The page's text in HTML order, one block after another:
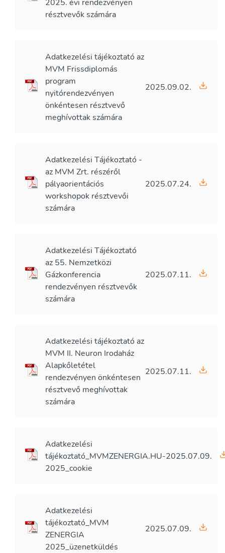
2025. évi rendezvényen
résztvevők számára
Adatkezelési tájékoztató az
MVM Frissdiplomás
program
nyitórendezvényen
önkéntesen résztvevő
meghívottak számára
2025.09.02.
Adatkezelési Tájékoztató -
az MVM Zrt. részéről
pályaorientációs
workshopok résztvevői
számára
2025.07.24.
Adatkezelési Tájékoztató
az 55. Nemzetközi
Gázkonferencia
rendezvényen résztvevők
számára
2025.07.11.
Adatkezelési tájékoztató az
MVM II. Neuron Irodaház
Alapkőletétel
rendezvényen önkéntesen
résztvevő meghívottak
számára
2025.07.11.
Adatkezelési
tájékoztató_MVMZENERGIA.HU-
2025_cookie
2025.07.09.
Adatkezelési
tájékoztató_MVM
ZENERGIA
2025_üzenetküldés
2025.07.09.